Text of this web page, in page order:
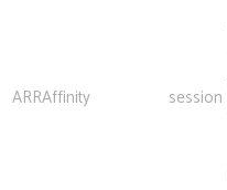
ARRAffinity session